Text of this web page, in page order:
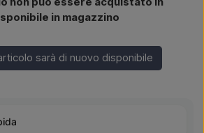
in magazzino
sarà di nuovo disponibile